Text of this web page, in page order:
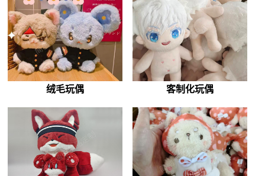
绒毛玩偶 客制化玩偶